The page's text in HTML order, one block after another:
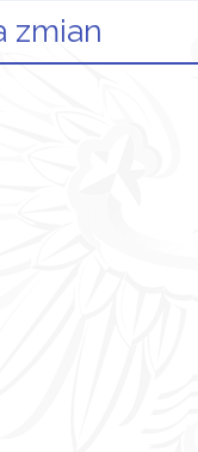
zmian